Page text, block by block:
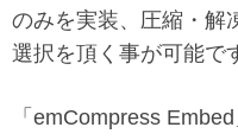
のみを実装、圧縮・解
選択を頂く事が可能で
「emCompress